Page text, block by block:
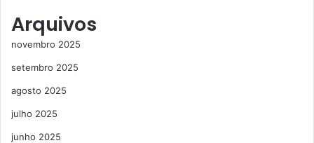
Arquivos
novembro 2025
setembro 2025
agosto 2025
julho 2025
junho 2025